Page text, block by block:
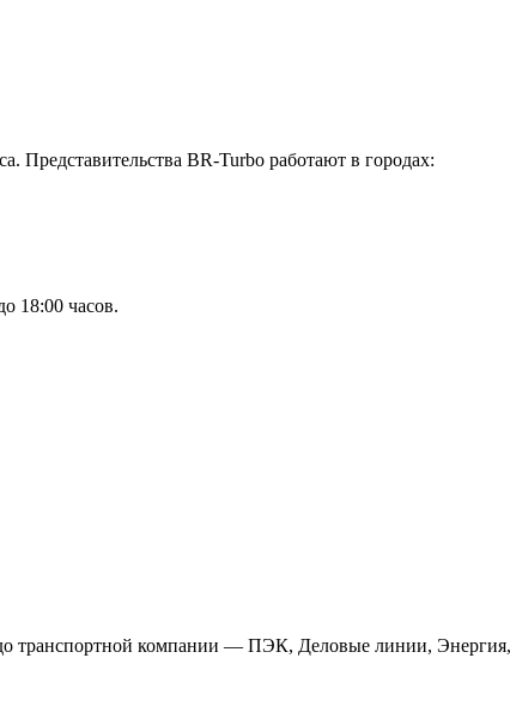
Представительства BR-Turbo работают в городах:
18:00 часов.
до транспортной компании — ПЭК, Деловые линии,